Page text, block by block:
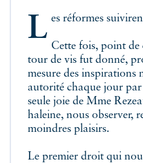
Les réformes
Cette fois, point de
tour de vis fut donné,
mesure des inspirations
autorité chaque jour
seule joie de Mme
haleine, nous observer,
moindres plaisirs.
Le premier droit qui